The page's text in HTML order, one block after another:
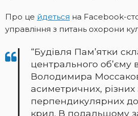
Про це йдеться на Facebook-
управління з питань охорони
“Будівля Пам’ятки
центрального об’єму
Володимира
асиметричних,
перпендикулярних до
крил. В подальшому